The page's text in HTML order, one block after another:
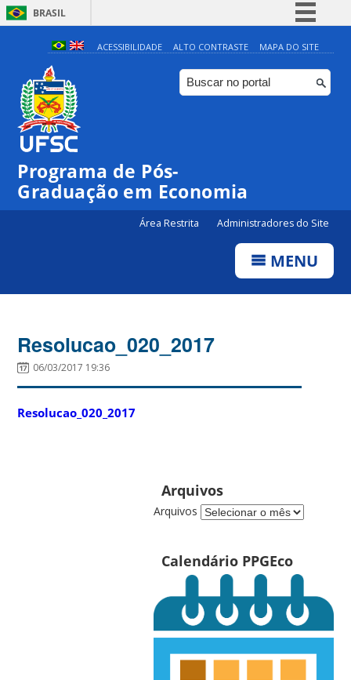
BRASIL
Simplifique!
Comunica BR
Participe
ACESSIBILIDADE ALTO CONTRASTE MAPA DO SITE
Programa de Pós-
Graduação em Economia
Área Restrita Administradores do Site
MENU
Resolucao_020_2017
06/03/2017 19:36
Resolucao_020_2017
Arquivos
Arquivos
Calendário PPGEco